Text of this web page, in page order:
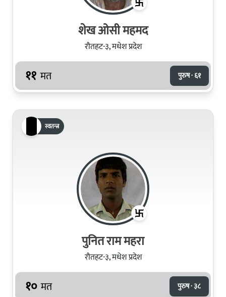
शेख ओसी महमद
रौतहट-३, मधेश प्रदेश
११ मत पुरुष · ६१
स्वतन्त्र
पुनित राम महरा
रौतहट-३, मधेश प्रदेश
१० मत पुरुष · ३८